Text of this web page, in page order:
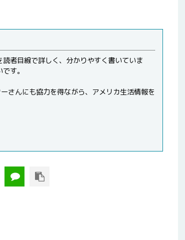
者目線で詳しく、分かりやすく書いていま
す。
さんにも協力を得ながら、アメリカ生活情報を